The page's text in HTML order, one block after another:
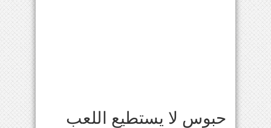
حبوس لا يستطيع اللعب